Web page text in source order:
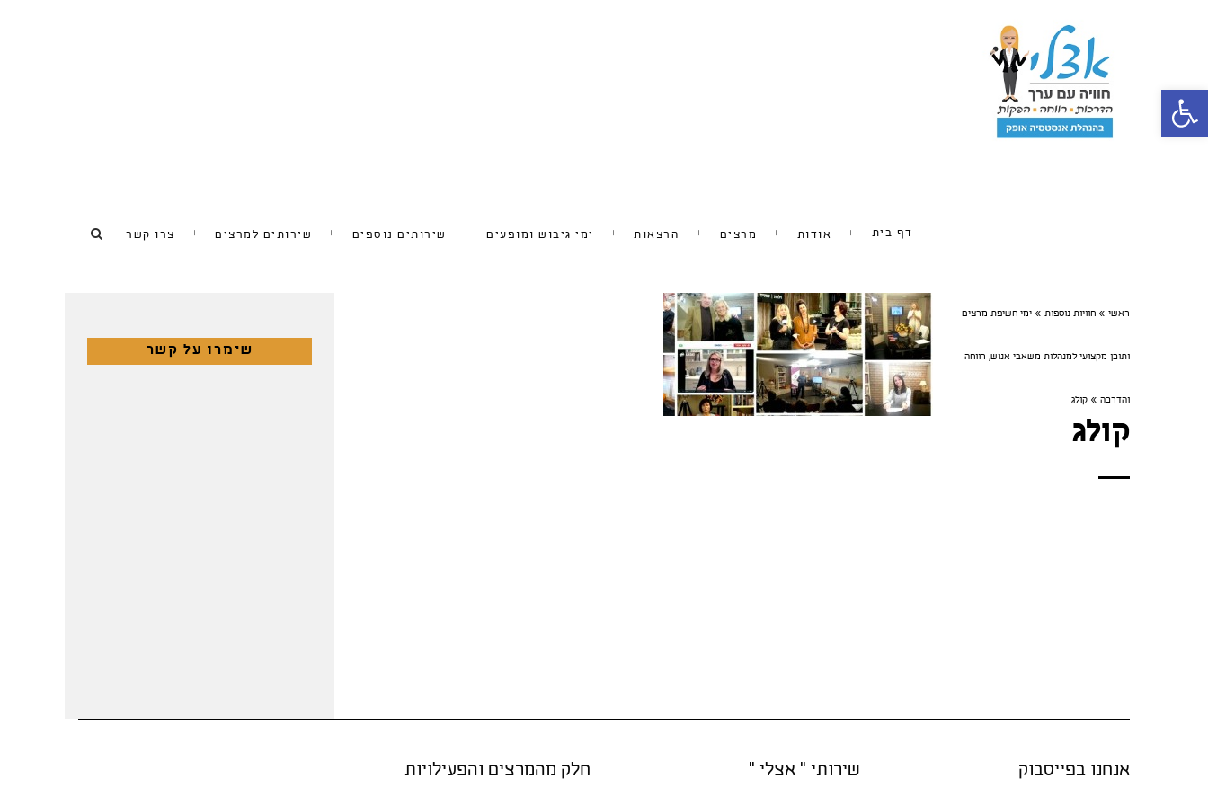
פתח סרגל נגישות
דף בית אודות מרצים הרצאות ימי גיבוש ומופעים שירותים נוספים שירותים למרצים צרו קשר
ראשי » חוויות נוספות » ימי חשיפת מרצים
ותוכן מקצועי למנהלות משאבי אנוש, רווחה
והדרכה » קולג
קולג
שימרו על קשר
אנחנו בפייסבוק שירותי " אצלי " חלק מהמרצים והפעילויות